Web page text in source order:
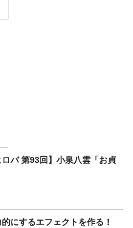
ロバ 第93回】小泉八雲「お貞
にするエフェクトを作る！